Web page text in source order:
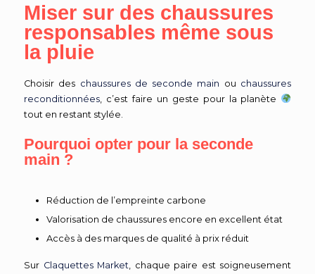
Miser sur des chaussures
responsables même sous
la pluie
Choisir des chaussures de seconde main ou chaussures
reconditionnées , c’est faire un geste pour la planète
tout en restant stylée.
Pourquoi opter pour la seconde
main ?
Réduction de l’empreinte carbone
Valorisation de chaussures encore en excellent état
Accès à des marques de qualité à prix réduit
Sur Claquettes Market, chaque paire est soigneusement